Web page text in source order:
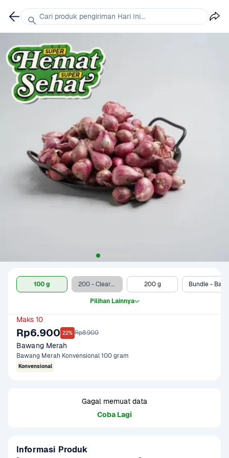
100 g 200 - Clearance Sale 200 g
Pilihan Lainnya
Maks 10
Rp6.900 22% Rp8.900
Bawang Merah
Bawang Merah Konvensional 100 gram
Konvensional
Gagal memuat data
Coba Lagi
Informasi Produk
Cari produk pengiriman Hari Ini...